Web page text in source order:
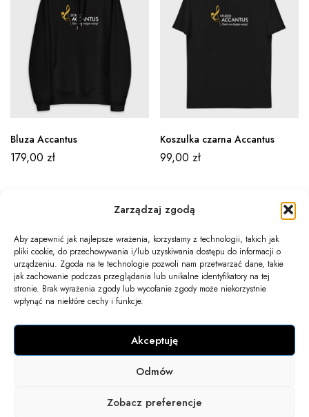
Zarządzaj zgodą
Aby zapewnić jak najlepsze wrażenia, korzystamy z technologii, takich jak
pliki cookie, do przechowywania i/lub uzyskiwania dostępu do informacji o
urządzeniu. Zgoda na te technologie pozwoli nam przetwarzać dane, takie
jak zachowanie podczas przeglądania lub unikalne identyfikatory na tej
stronie. Brak wyrażenia zgody lub wycofanie zgody może niekorzystnie
wpłynąć na niektóre cechy i funkcje.
Akceptuję
Odmów
Zobacz preferencje
Bluza Accantus
179,00 zł
Koszulka czarna Accantus
99,00 zł
Newsletter
Informacje
Twoje konto
Kontakt